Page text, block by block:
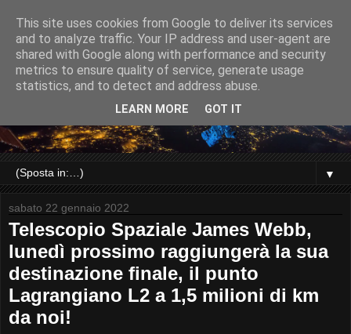
▼
sabato 22 gennaio 2022
Telescopio Spaziale James Webb,
lunedì prossimo raggiungerà la sua
destinazione finale, il punto
Lagrangiano L2 a 1,5 milioni di km
da noi!
This site uses cookies from Google to deliver its services
and to analyze traffic. Your IP address and user-agent are
shared with Google along with performance and security
metrics to ensure quality of service, generate usage
statistics, and to detect and address abuse.
LEARN MORE GOT IT